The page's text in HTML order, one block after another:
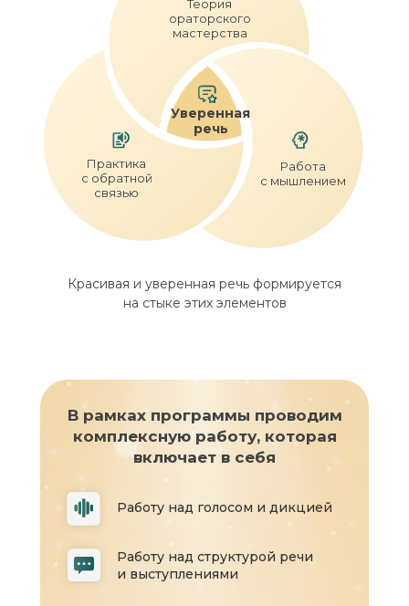
Теория
ораторского
мастерства
Работа
с мышлением
Практика
с обратной
связью
Уверенная
речь
Красивая и уверенная речь формируется
на стыке этих элементов
В рамках программы проводим
комплексную работу, которая
включает в себя
Работу над голосом и дикцией
Работу над структурой речи
и выступлениями